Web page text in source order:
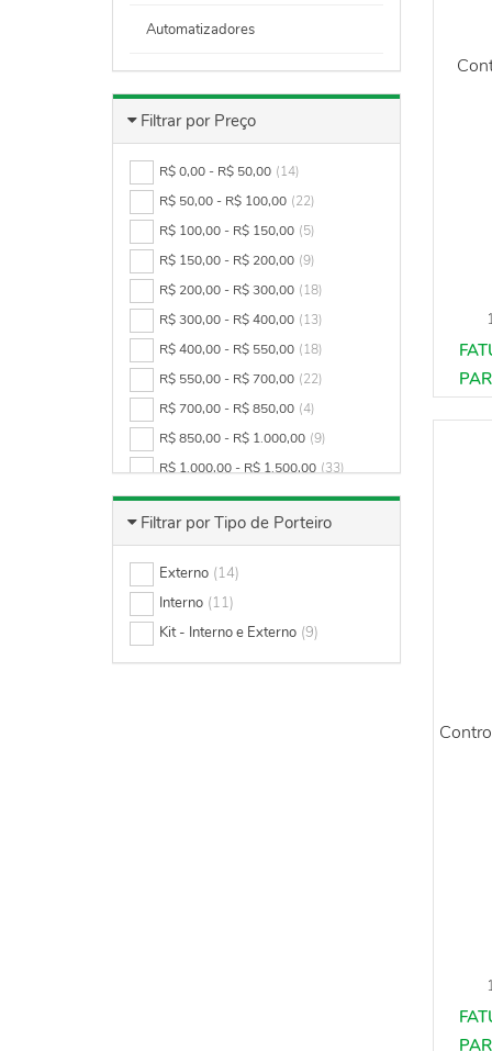
Automatizadores
Filtrar por Preço
R$ 0,00 - R$ 50,00 (14)
R$ 50,00 - R$ 100,00 (22)
R$ 100,00 - R$ 150,00 (5)
R$ 150,00 - R$ 200,00 (9)
R$ 200,00 - R$ 300,00 (18)
R$ 300,00 - R$ 400,00 (13)
R$ 400,00 - R$ 550,00 (18)
R$ 550,00 - R$ 700,00 (22)
R$ 700,00 - R$ 850,00 (4)
R$ 850,00 - R$ 1.000,00 (9)
R$ 1.000,00 - R$ 1.500,00 (33)
R$ 1.500,00 - R$ 2.000,00(16)
R$ 2.000,00 - R$ 2.500,00(8)
R$ 3.000,00 - R$ 3.500,00
R$ 3.500,00 - R$ 4.000,00
R$ 4.500,00 - R$ 5.000,00
Filtrar por Tipo de Porteiro
Externo (14)
Interno (11)
Kit - Interno e Externo (9)